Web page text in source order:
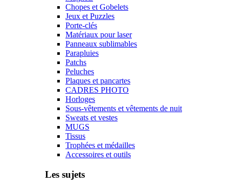
Chopes et Gobelets
Jeux et Puzzles
Porte-clés
Matériaux pour laser
Panneaux sublimables
Parapluies
Patchs
Peluches
Plaques et pancartes
CADRES PHOTO
Horloges
Sous-vêtements et vêtements de nuit
Sweats et vestes
MUGS
Tissus
Trophées et médailles
Accessoires et outils
Les sujets